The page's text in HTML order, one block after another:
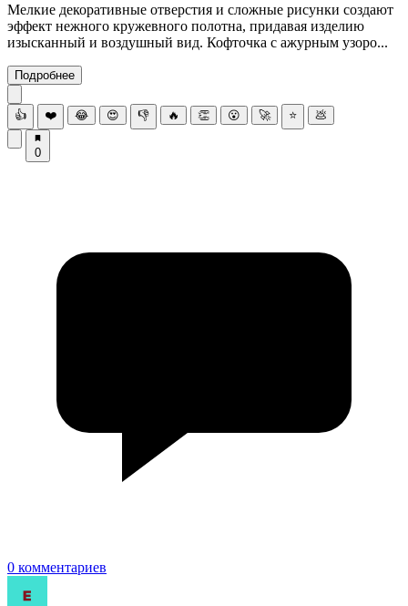
Мелкие декоративные отверстия и сложные рисунки создают
эффект нежного кружевного полотна, придавая изделию
изысканный и воздушный вид. Кофточка с ажурным узоро...
Подробнее
👍 ❤️ 😂 😍 👎 🔥 👏 😮 🚀 ⭐ 💩
0
0 комментариев